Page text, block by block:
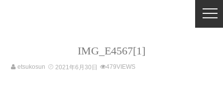
IMG_E4567[1]
etsukosun 2021年6月30日 479VIEWS